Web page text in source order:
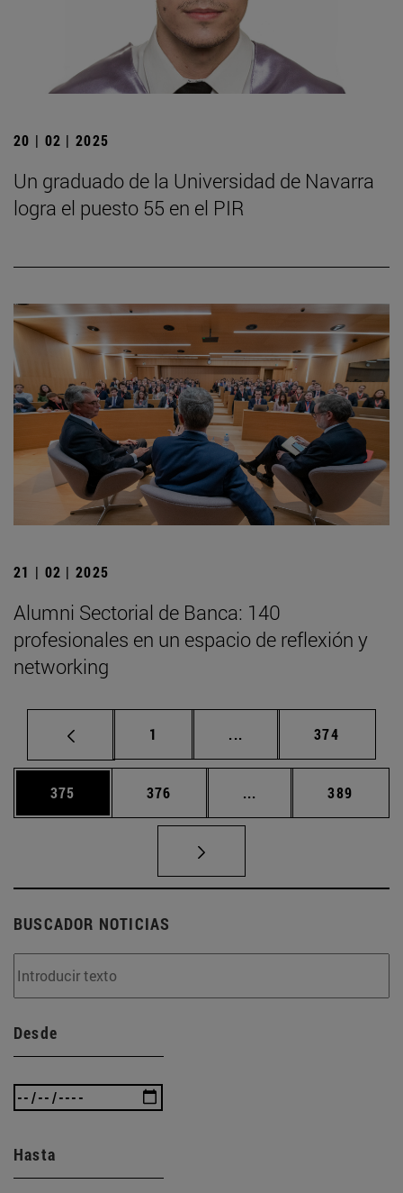
20 | 02 | 2025
Un graduado de la Universidad de Navarra
logra el puesto 55 en el PIR
21 | 02 | 2025
Alumni Sectorial de Banca: 140
profesionales en un espacio de reflexión y
networking
Página
1 ... Páginas intermedias
Página
374
Página
375 Página
376 ... Páginas intermedias
Página
389
BUSCADOR NOTICIAS
Desde
Hasta